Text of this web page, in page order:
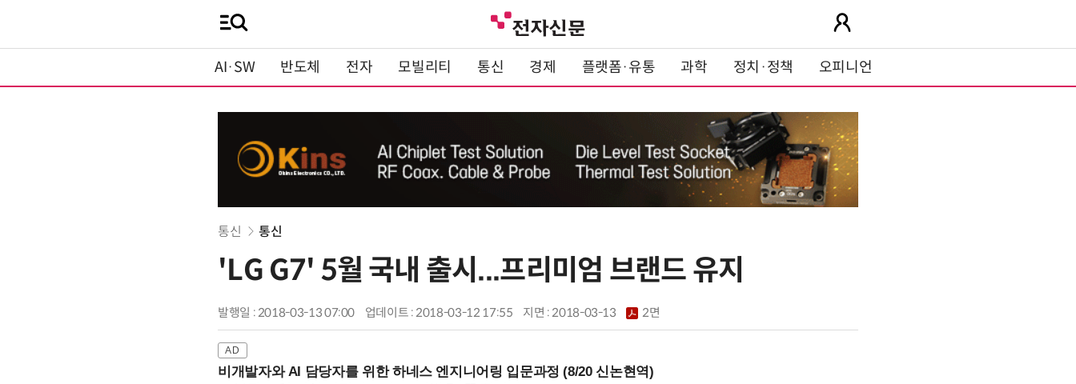
AI·SW 반도체 전자 모빌리티 통신 경제 플랫폼·유통 과학 정치·정책 오피니언
통신 통신
'LG G7' 5월 국내 출시...프리미엄 브랜드 유지
발행일 : 2018-03-13 07:00 업데이트 : 2018-03-12 17:55 지면 :2018-03-13 2면
비개발자와 AI 담당자를 위한 하네스 엔지니어링 입문과정 (8/20 신논현역)